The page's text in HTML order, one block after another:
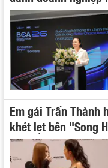
Em gái Trấn Thành
khét lẹt bên "Song